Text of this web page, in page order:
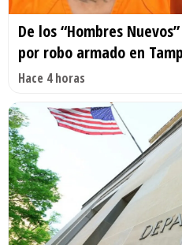
De los “Hombres
por robo armado en
Hace 4 horas